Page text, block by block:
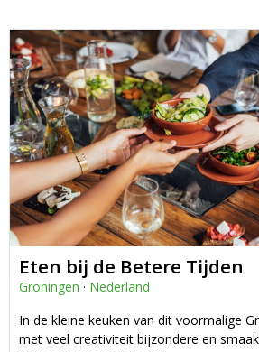
Eten bij de Betere Tijden
Groningen · Nederland
In de kleine keuken van dit voormalige
met veel creativiteit bijzondere en